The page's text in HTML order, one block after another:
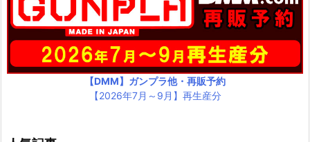
【DMM】ガンプラ他・再販予約
【2026年7月～9月】再生産分